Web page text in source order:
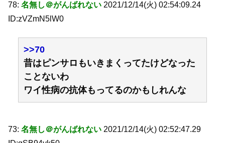
78: 名無し＠がんばれない 2021/12/14(火) 02:54:09.24
ID:zVZmN5lW0
>>70
昔はピンサロもいきまくってたけどなった
ことないわ
ワイ性病の抗体もってるのかもしれんな
73: 名無し＠がんばれない 2021/12/14(火) 02:52:47.29